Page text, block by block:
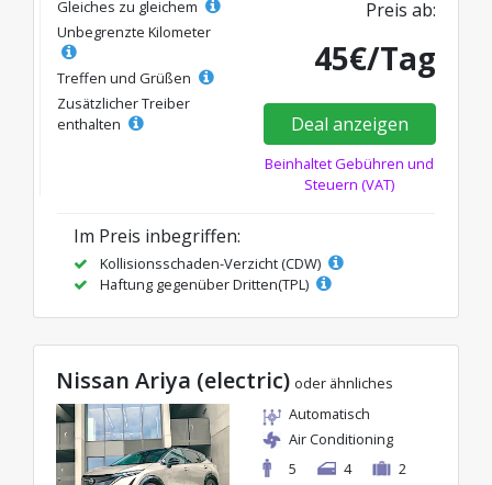
Gleiches zu gleichem
Unbegrenzte Kilometer
Treffen und Grüßen
Zusätzlicher Treiber
enthalten
Preis ab:
45€/Tag
Deal anzeigen
Beinhaltet Gebühren und
Steuern (VAT)
Im Preis inbegriffen:
Kollisionsschaden-Verzicht (CDW)
Haftung gegenüber Dritten(TPL)
Nissan Ariya (electric) oder ähnliches
Automatisch
Air Conditioning
5
4 2